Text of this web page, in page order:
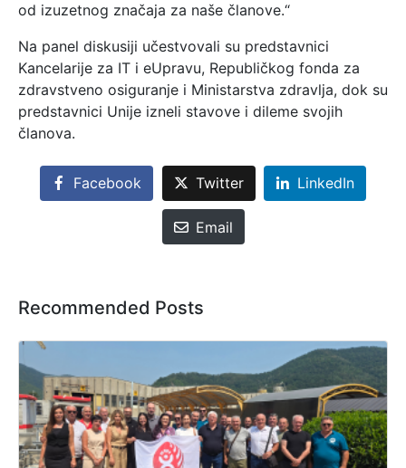
od izuzetnog značaja za naše članove.“
Na panel diskusiji učestvovali su predstavnici
Kancelarije za IT i eUpravu, Republičkog fonda za
zdravstveno osiguranje i Ministarstva zdravlja, dok su
predstavnici Unije izneli stavove i dileme svojih
članova.
Facebook Twitter LinkedIn
Email
Recommended Posts